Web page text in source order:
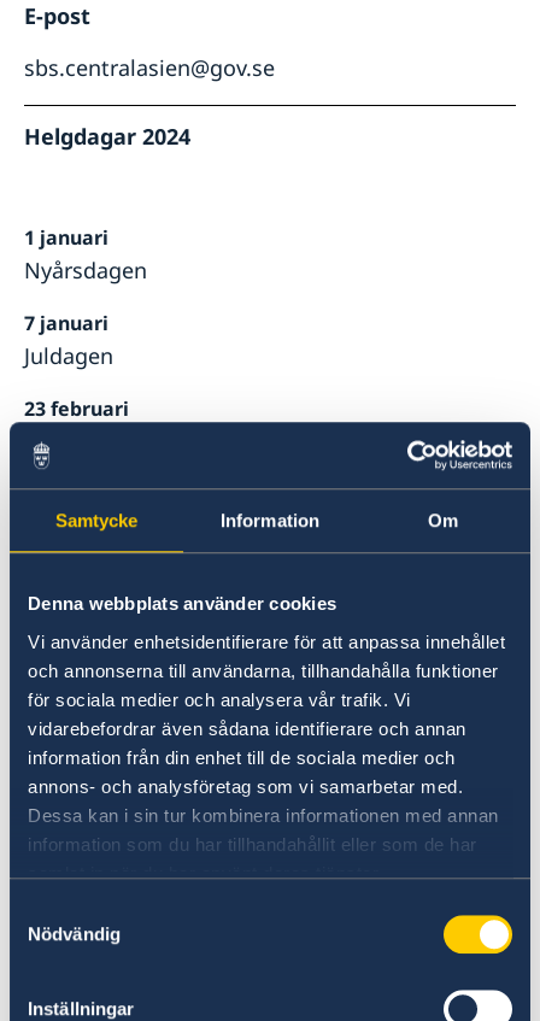
Samtycke Information Om
Denna webbplats använder cookies
Vi använder enhetsidentifierare för att anpassa innehållet
och annonserna till användarna, tillhandahålla funktioner
för sociala medier och analysera vår trafik. Vi
vidarebefordrar även sådana identifierare och annan
information från din enhet till de sociala medier och
annons- och analysföretag som vi samarbetar med.
Dessa kan i sin tur kombinera informationen med annan
information som du har tillhandahållit eller som de har
samlat in när du har använt deras tjänster.
Nödvändig
Inställningar
E-post
sbs.centralasien@gov.se
Helgdagar 2024
1 januari
Nyårsdagen
7 januari
Juldagen
23 februari
Defender of The Fatherland Day
8 mars
Internationella kvinnodagen
Nowruz
7 april
Day of People's April Revolution
1 maj
International Labour Day
9-10 April
5 maj
Constitution Day
9 maj